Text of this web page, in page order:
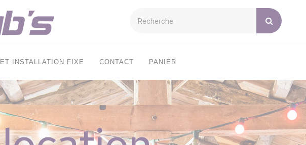
INSTALLATION FIXE CONTACT PANIER